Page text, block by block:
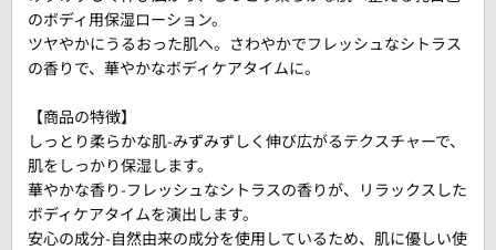
のボディ用保湿ローション。
ツヤやかにうるおった肌へ。さわやかでフレッシュなシトラス
の香りで、華やかなボディケアタイムに。
【商品の特徴】
しっとり柔らかな肌-みずみずしく伸び広がるテクスチャーで、
肌をしっかり保湿します。
華やかな香り-フレッシュなシトラスの香りが、リラックスした
ボディケアタイムを演出します。
安心の成分-自然由来の成分を使用しているため、肌に優しい使